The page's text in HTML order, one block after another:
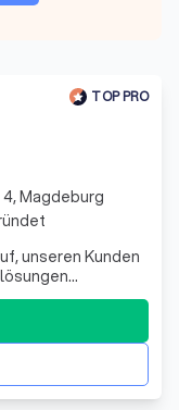
TOP PRO
unseren Kunden
in der
200 Küchen
von
als auch ge
Magdeburg